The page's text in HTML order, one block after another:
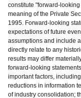
constitute "forward-
meaning of the Private
1995. Forward-looking
expectations of future
assumptions and include
directly relate to any
results may differ
forward-looking
important factors,
reductions in information
of industry consolidation;